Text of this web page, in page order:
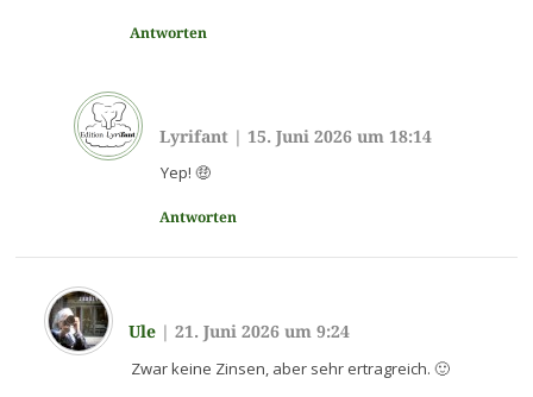
Antworten
Lyrifant | 15. Juni 2026 um 18:14
Yep! 🤑
Antworten
Ule |21. Juni 2026 um 9:24
Zwar keine Zinsen, aber sehr ertragreich. 🙂